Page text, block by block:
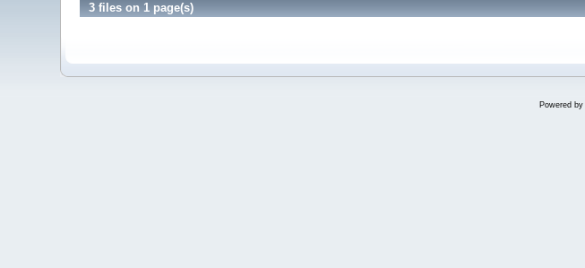
3 files on 1 page(s)
Powered by